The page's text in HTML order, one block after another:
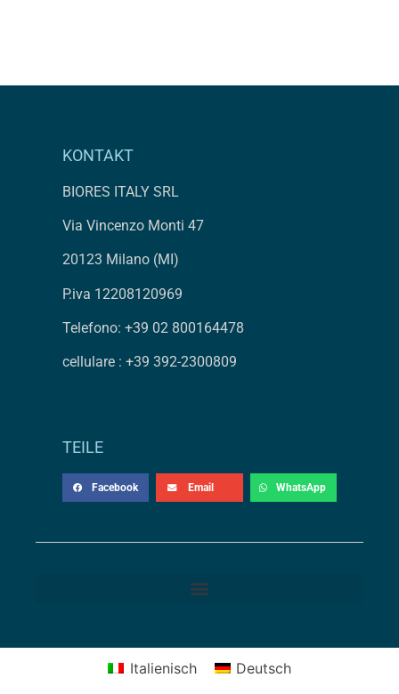
KONTAKT
BIORES ITALY SRL
Via Vincenzo Monti 47
20123 Milano (MI)
P.iva 12208120969
Telefono: +39 02 800164478
cellulare : +39 392-2300809
TEILE
Facebook Email WhatsApp
Italienisch Deutsch